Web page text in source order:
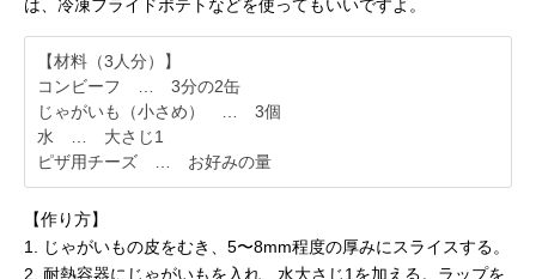
は、冷凍フライドポテトなどを使ってもいいですよ。
【材料（3人分）】
コンビーフ … 3分の2缶
じゃがいも（小さめ） … 3個
水 … 大さじ1
ピザ用チーズ … お好みの量
【作り方】
1. じゃがいもの皮をむき、5〜8mm程度の厚みにスライスする。
2. 耐熱容器にじゃがいもを入れ、水大さじ1を加える。ラップを